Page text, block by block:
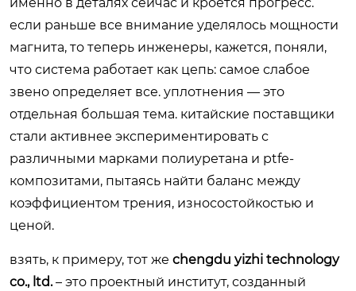
если раньше все внимание уделялось мощности
магнита, то теперь инженеры, кажется, поняли,
что система работает как цепь: самое слабое
звено определяет все. уплотнения — это
отдельная большая тема. китайские поставщики
стали активнее экспериментировать с
различными марками полиуретана и ptfe-
композитами, пытаясь найти баланс между
коэффициентом трения, износостойкостью и
ценой.
взять, к примеру, тот же chengdu yizhi technology
co., ltd.– это проектный институт, созданный